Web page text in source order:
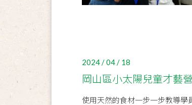
2024 / 04 / 18
岡山區小太陽兒童才藝
使用天然的食材一步一步教導學